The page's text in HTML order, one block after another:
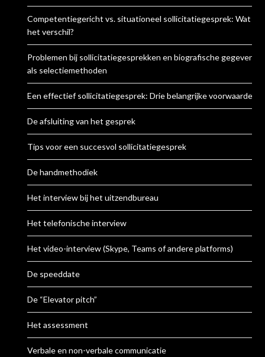
Competentiegericht vs. situationeel sollicitatiegesprek: Wat is
het verschil?
Problemen bij sollicitatiegesprekken en biografische gegevens
als selectiemethoden
Een effectief sollicitatiegesprek: Drie belangrijke voorwaarden
De afsluiting van het gesprek
Tips voor een succesvol sollicitatiegesprek
De handmethodiek
Het interview bij het uitzendbureau
Het telefonische interview
Het video-interview (Skype, Teams of andere platforms)
De speeddate
De “Elevator pitch”
Het assessment
Verbale en non-verbale communicatie